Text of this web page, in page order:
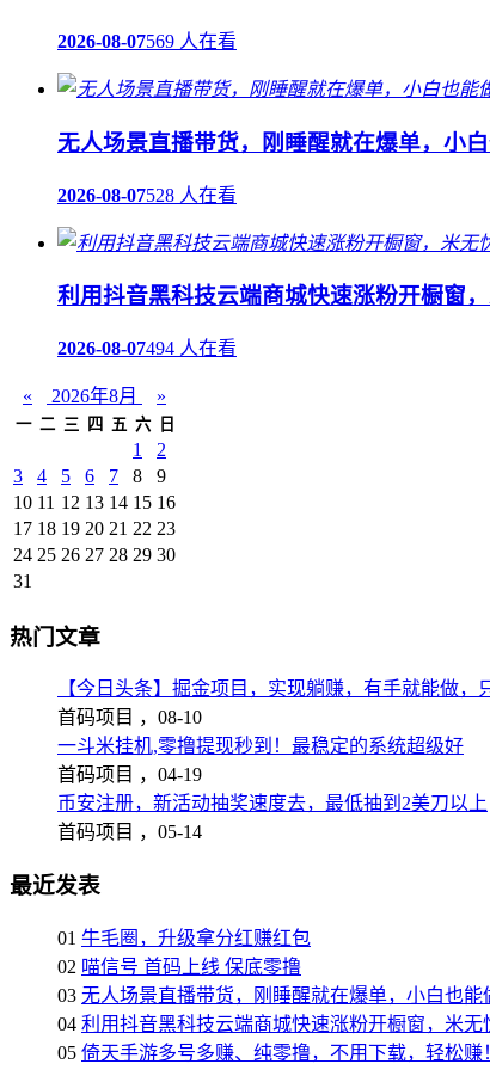
2026-08-07569 人在看
无人场景直播带货，刚睡醒就在爆单，小白
2026-08-07528 人在看
利用抖音黑科技云端商城快速涨粉开橱窗
2026-08-07494 人在看
« 2026年8月 »
一 二 三 四 五 六 日
1
2
3
4 5 6 7 8
9
10 11 12 13 14 15 16
17 18 19 20 21 22 23
24 25 26 27 28 29 30
31
热门文章
【今日头条】掘金项目，实现躺赚，有手就能做，
首码项目 ， 08-10
一斗米挂机,零撸提现秒到！最稳定的系统超级好
首码项目 ， 04-19
币安注册，新活动抽奖速度去，最低抽到2美刀以上
首码项目 ， 05-14
最近发表
01 牛毛圈，升级拿分红赚红包
02 喵信号 首码上线 保底零撸
03 无人场景直播带货，刚睡醒就在爆单，小白也能
04 利用抖音黑科技云端商城快速涨粉开橱窗，米无
05 倚天手游多号多赚、纯零撸，不用下载，轻松赚